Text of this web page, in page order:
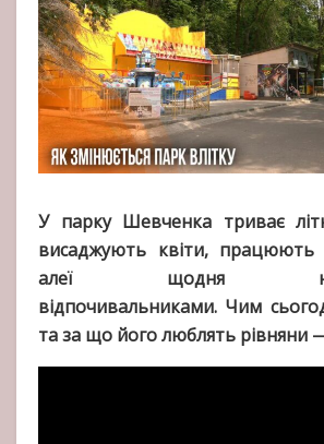
У парку Шевченка триває
висаджують квіти, працюють
алеї щодня
відпочивальниками. Чим
та за що його люблять рівняни